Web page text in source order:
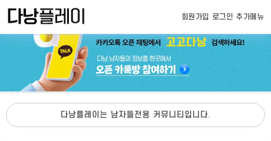
회원가입 로그인 추가메뉴
다낭플레이는 남자들전용 커뮤니티입니다.